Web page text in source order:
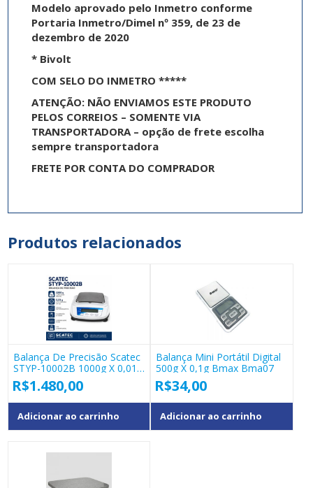
Modelo aprovado pelo Inmetro conforme
Portaria Inmetro/Dimel nº 359, de 23 de
dezembro de 2020
* Bivolt
COM SELO DO INMETRO *****
ATENÇÃO: NÃO ENVIAMOS ESTE PRODUTO
PELOS CORREIOS – SOMENTE VIA
TRANSPORTADORA – opção de frete escolha
sempre transportadora
FRETE POR CONTA DO COMPRADOR
Produtos relacionados
Balança De Precisão Scatec
STYP-10002B 1000g X 0,01g
RS232
R$1.480,00
Adicionar ao carrinho
Balança Mini Portátil Digital
500g X 0,1g Bmax Bma07
R$34,00
Adicionar ao carrinho